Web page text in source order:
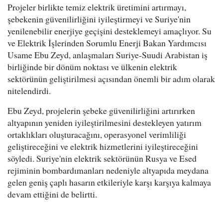
Projeler birlikte temiz elektrik üretimini artırmayı,
şebekenin güvenilirliğini iyileştirmeyi ve Suriye'nin
yenilenebilir enerjiye geçişini desteklemeyi amaçlıyor. Su
ve Elektrik İşlerinden Sorumlu Enerji Bakan Yardımcısı
Usame Ebu Zeyd, anlaşmaları Suriye-Suudi Arabistan iş
birliğinde bir dönüm noktası ve ülkenin elektrik
sektörünün geliştirilmesi açısından önemli bir adım olarak
nitelendirdi.
Ebu Zeyd, projelerin şebeke güvenilirliğini artırırken
altyapının yeniden iyileştirilmesini destekleyen yatırım
ortaklıkları oluşturacağını, operasyonel verimliliği
geliştireceğini ve elektrik hizmetlerini iyileştireceğini
söyledi. Suriye'nin elektrik sektörünün Rusya ve Esed
rejiminin bombardımanları nedeniyle altyapıda meydana
gelen geniş çaplı hasarın etkileriyle karşı karşıya kalmaya
devam ettiğini de belirtti.